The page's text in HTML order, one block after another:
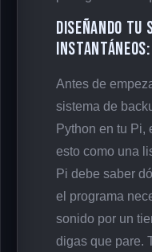
Diseñando tu
Antes de
sistema de
Python en tu Pi,
esto como una
Pi debe saber
el programa
sonido por un
digas que pare.